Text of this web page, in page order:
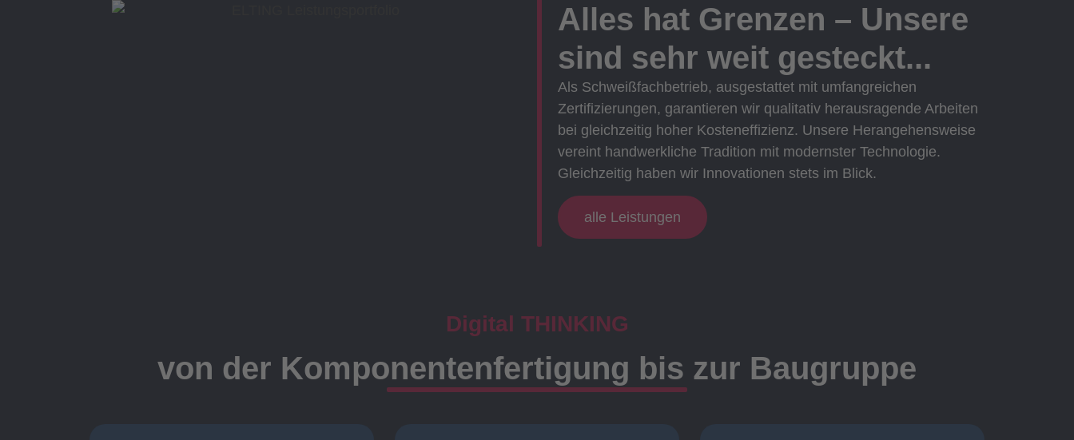
Alles hat Grenzen – Unsere
sind sehr weit gesteckt...
Als Schweißfachbetrieb, ausgestattet mit umfangreichen
Zertifizierungen, garantieren wir qualitativ herausragende Arbeiten
bei gleichzeitig hoher Kosteneffizienz. Unsere Herangehensweise
vereint handwerkliche Tradition mit modernster Technologie.
Gleichzeitig haben wir Innovationen stets im Blick.
alle Leistungen
Digital THINKING
von der Komponentenfertigung bis zur Baugruppe